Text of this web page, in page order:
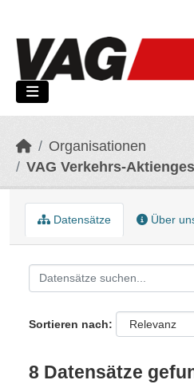
Organisationen
VAG Verkehrs-
Datensätze Über
Sortieren nach
8 Datensätze